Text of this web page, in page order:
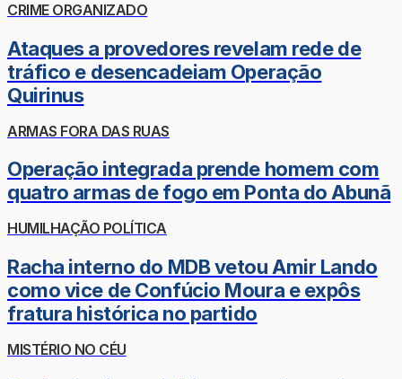
CRIME ORGANIZADO
Ataques a provedores revelam rede de
tráfico e desencadeiam Operação
Quirinus
ARMAS FORA DAS RUAS
Operação integrada prende homem com
quatro armas de fogo em Ponta do Abunã
HUMILHAÇÃO POLÍTICA
Racha interno do MDB vetou Amir Lando
como vice de Confúcio Moura e expôs
fratura histórica no partido
MISTÉRIO NO CÉU